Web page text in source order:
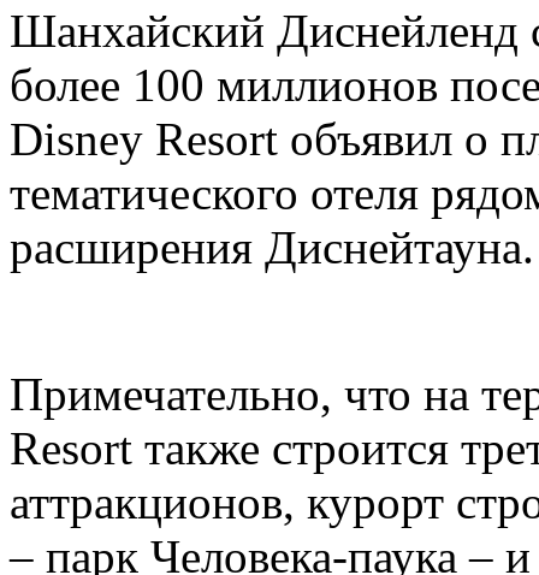
Шанхайский Диснейленд
более 100 миллионов
Disney Resort объявил о
тематического отеля
расширения Диснейтауна.
Примечательно, что на
Resort также строится
аттракционов, курорт
– парк Человека-паука –